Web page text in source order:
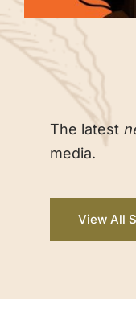
The latest
media.
View All